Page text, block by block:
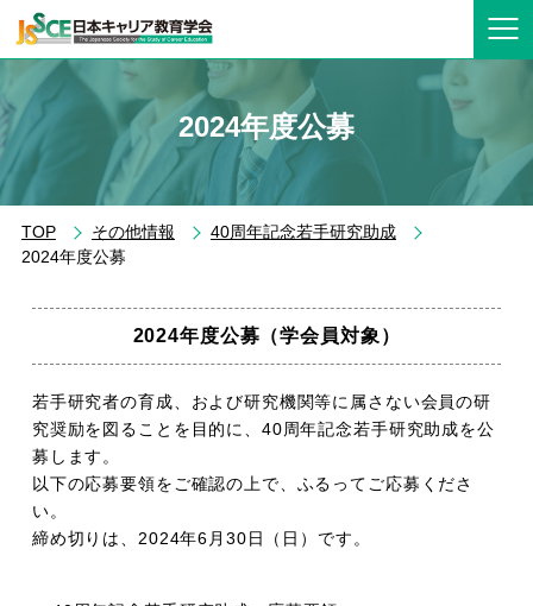
2024年度公募
TOP その他情報
40周年記念若⼿研究助成
2024年度公募
2024年度公募（学会員対象）
若手研究者の育成、および研究機関等に属さない会員の研
究奨励を図ることを目的に、40周年記念若手研究助成を公
募します。
以下の応募要領をご確認の上で、ふるってご応募くださ
い。
締め切りは、2024年6月30日（日）です。